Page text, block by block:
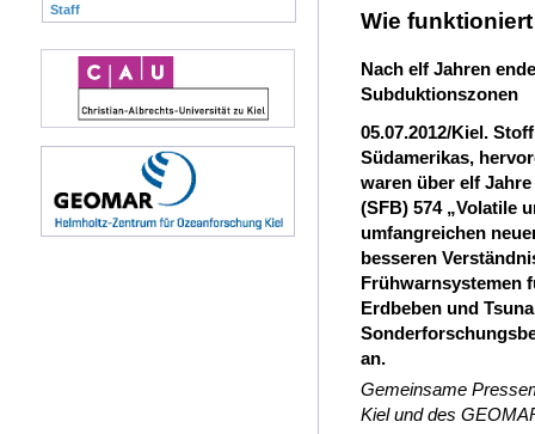
Staff Wie
Nach elf Jahren
Subduktionszonen
05.07.2012/Kiel.
Südamerikas,
waren über elf
(SFB) 574 „Volatile
umfangreichen
besseren
Frühwarnsystemen
Erdbeben und
an.
Gemeinsame
Kiel und des